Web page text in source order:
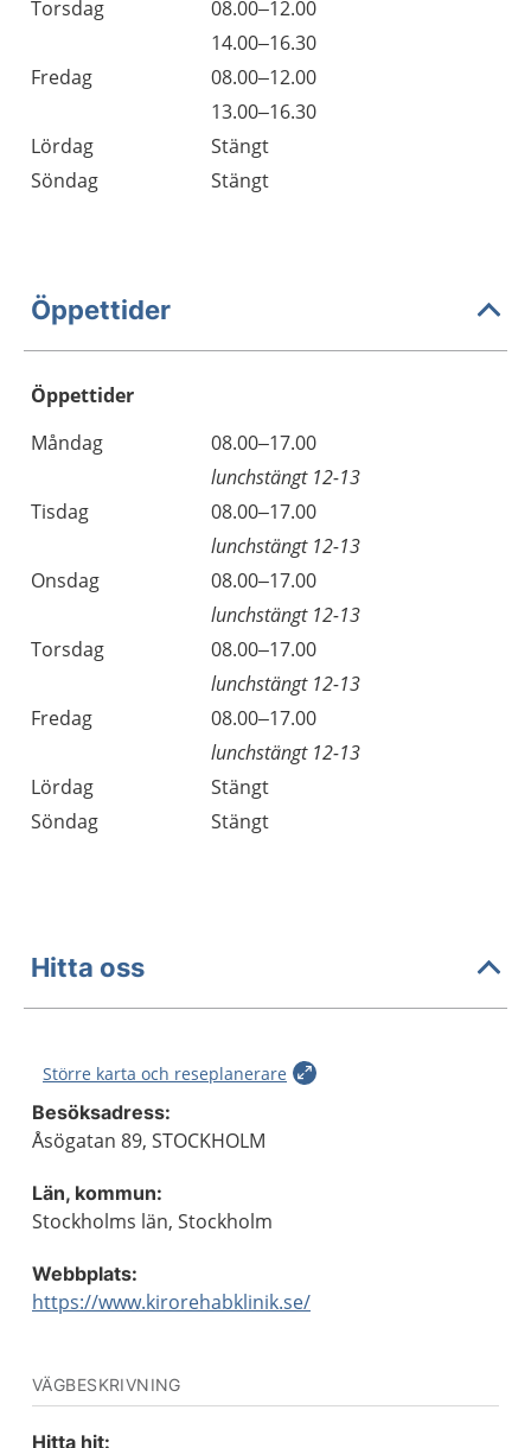
Torsdag
08.00–12.00
14.00–16.30
Fredag
08.00–12.00
13.00–16.30
Lördag
Stängt
Söndag
Stängt
Öppettider
Öppettider
Dag
Öppettider
Kommentarer
Måndag
08.00–17.00
lunchstängt 12-13
Tisdag
08.00–17.00
lunchstängt 12-13
Onsdag
08.00–17.00
lunchstängt 12-13
Torsdag
08.00–17.00
lunchstängt 12-13
Fredag
08.00–17.00
lunchstängt 12-13
Lördag
Stängt
Söndag
Stängt
Hitta oss
Större karta och reseplanerare
Besöksadress:
Åsögatan 89, STOCKHOLM
Län, kommun:
Stockholms län, Stockholm
Webbplats:
https://www.kirorehabklinik.se/
VÄGBESKRIVNING
Hitta hit: